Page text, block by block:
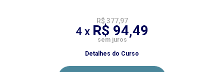
R$ 377,97
4 x R$ 94,49
sem juros
Detalhes do Curso